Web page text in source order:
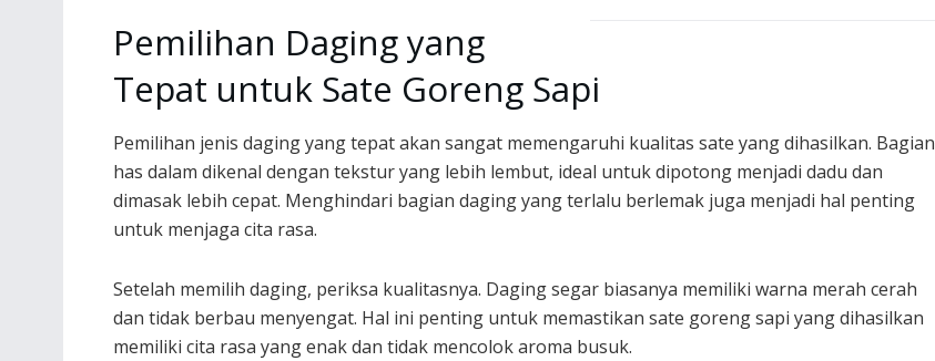
Pemilihan Daging yang
Tepat untuk Sate Goreng Sapi
Pemilihan jenis daging yang tepat akan sangat memengaruhi kualitas sate yang dihasilkan. Bagian
has dalam dikenal dengan tekstur yang lebih lembut, ideal untuk dipotong menjadi dadu dan
dimasak lebih cepat. Menghindari bagian daging yang terlalu berlemak juga menjadi hal penting
untuk menjaga cita rasa.
Setelah memilih daging, periksa kualitasnya. Daging segar biasanya memiliki warna merah cerah
dan tidak berbau menyengat. Hal ini penting untuk memastikan sate goreng sapi yang dihasilkan
memiliki cita rasa yang enak dan tidak mencolok aroma busuk.